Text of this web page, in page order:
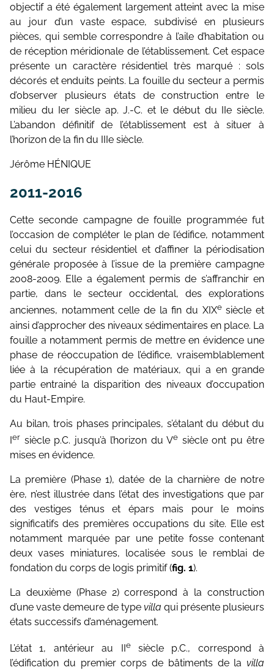
objectif a été également largement atteint avec la mise
au jour d’un vaste espace, subdivisé en plusieurs
pièces, qui semble correspondre à l’aile d’habitation ou
de réception méridionale de l’établissement. Cet espace
présente un caractère résidentiel très marqué : sols
décorés et enduits peints. La fouille du secteur a permis
d’observer plusieurs états de construction entre le
milieu du Ier siècle ap. J.-C. et le début du IIe siècle.
L’abandon définitif de l’établissement est à situer à
l’horizon de la fin du IIIe siècle.
Jérôme HÉNIQUE
2011-2016
Cette seconde campagne de fouille programmée fut
l’occasion de complé­ter le plan de l’édifice, notamment
celui du secteur résidentiel et d’affiner la périodisation
générale proposée à l’issue de la première campagne
2008-2009. Elle a également permis de s’affranchir en
partie, dans le secteur occi­dental, des explorations
anciennes, notamment celle de la fin du XIXesiècle et
ainsi d’approcher des niveaux sédimentaires en place. La
fouille a notam­ment permis de mettre en évidence une
phase de réoccupation de l’édifice, vraisemblablement
liée à la récupération de matériaux, qui a en grande
partie entrainé la disparition des niveaux d’occupation
du Haut-Empire.
Au bilan, trois phases principales, s’étalant du début du
Ier siècle p.C. jusqu’à l’horizon du Ve siècle ont pu être
mises en évidence.
La première (Phase 1), datée de la charnière de notre
ère, n’est illustrée dans l’état des investigations que par
des vestiges ténus et épars mais pour le moins
significatifs des premières occupations du site. Elle est
notamment marquée par une petite fosse contenant
deux vases miniatures, localisée sous le remblai de
fondation du corps de logis primitif (fig. 1).
La deuxième (Phase 2) correspond à la construction
d’une vaste demeure de type villa qui présente plusieurs
états successifs d’aménagement.
L’état 1, antérieur au II esiècle p.C., correspond à
l’édification du premier corps de bâtiments de la villa